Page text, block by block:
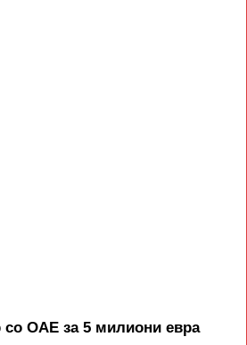
ОАЕ за 5 милиони евра